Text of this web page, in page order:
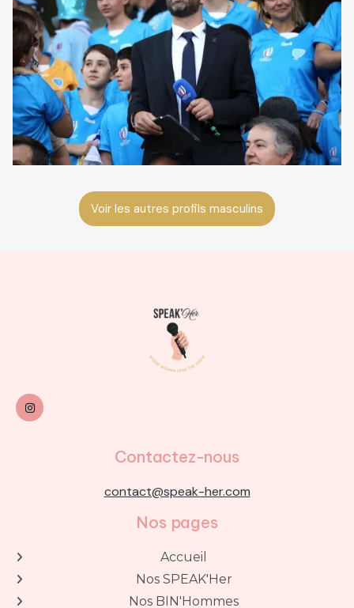
Voir les autres profils masculins

Contactez-nous
contact@speak-her.com
Nos pages
 Accueil
 Nos SPEAK'Her
 Nos BIN'Hommes